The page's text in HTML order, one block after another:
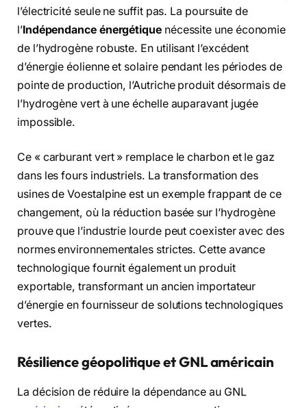
l’électricité seule ne suffit pas. La poursuite de
l’Indépendance énergétiquenécessite une économie
de l’hydrogène robuste. En utilisant l’excédent
d’énergie éolienne et solaire pendant les périodes de
pointe de production, l’Autriche produit désormais de
l’hydrogène vert à une échelle auparavant jugée
impossible.
Ce « carburant vert » remplace le charbon et le gaz
dans les fours industriels. La transformation des
usines de Voestalpine est un exemple frappant de ce
changement, où la réduction basée sur l’hydrogène
prouve que l’industrie lourde peut coexister avec des
normes environnementales strictes. Cette avance
technologique fournit également un produit
exportable, transformant un ancien importateur
d’énergie en fournisseur de solutions technologiques
vertes.
Résilience géopolitique et GNL américain
La décision de réduire la dépendance au GNL